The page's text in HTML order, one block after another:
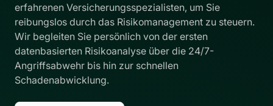
erfahrenen Versicherungsspezialisten, um Sie
reibungslos durch das Risikomanagement zu steuern.
Wir begleiten Sie persönlich von der ersten
datenbasierten Risikoanalyse über die 24/7-
Angriffsabwehr bis hin zur schnellen
Schadenabwicklung.